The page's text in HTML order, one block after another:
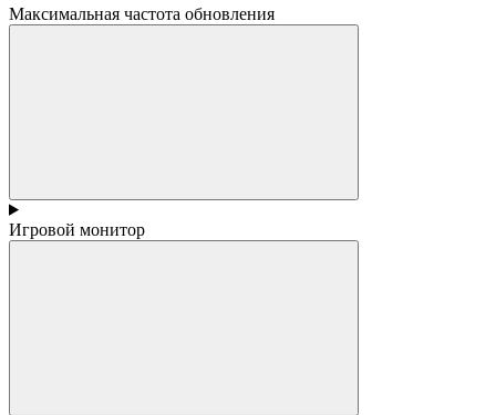
Максимальная частота обновления
Игровой монитор